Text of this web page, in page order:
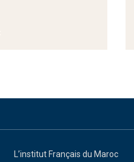
L’institut Français du Maroc